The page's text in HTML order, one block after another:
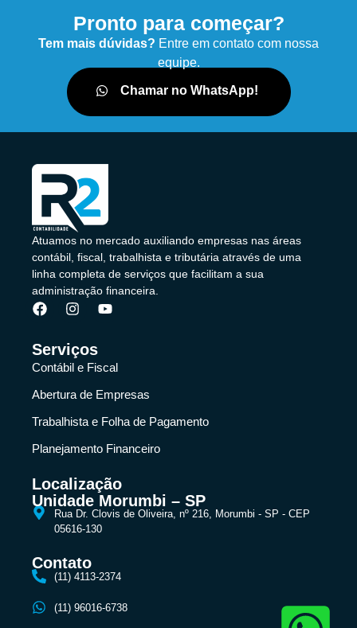
Pronto para começar?
Tem mais dúvidas? Entre em contato com nossa
equipe.
Chamar no WhatsApp!
Atuamos no mercado auxiliando empresas nas áreas
contábil, fiscal, trabalhista e tributária através de uma
linha completa de serviços que facilitam a sua
administração financeira.
Serviços
Contábil e Fiscal
Abertura de Empresas
Trabalhista e Folha de Pagamento
Planejamento Financeiro
Localização
Unidade Morumbi – SP
Rua Dr. Clovis de Oliveira, nº 216, Morumbi - SP - CEP
05616-130
Contato
(11) 4113-2374
(11) 96016-6738